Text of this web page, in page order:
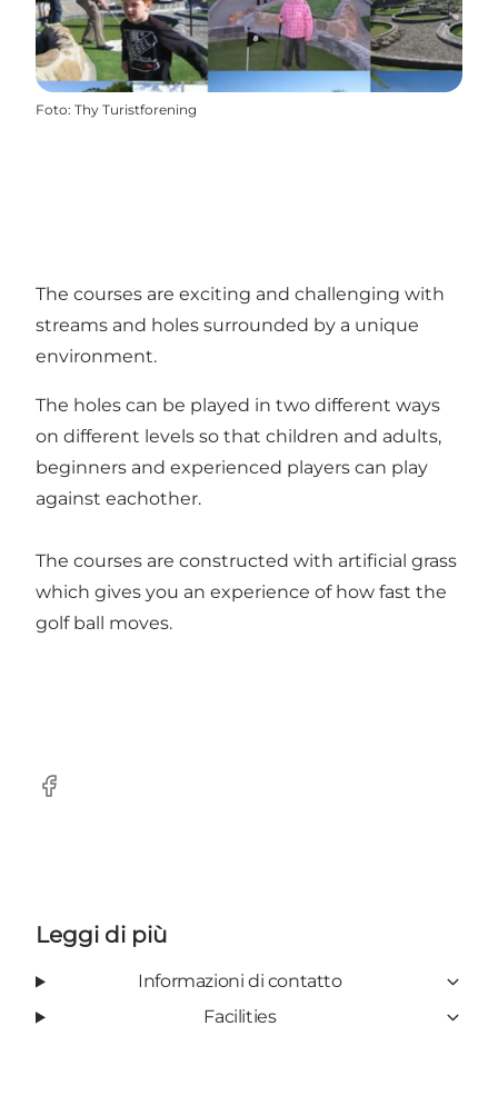
Foto: Thy Turistforening
The courses are exciting and challenging with
streams and holes surrounded by a unique
environment.
The holes can be played in two different ways
on different levels so that children and adults,
beginners and experienced players can play
against eachother.
The courses are constructed with artificial grass
which gives you an experience of how fast the
golf ball moves.
Facebook
Leggi di più
Informazioni di contatto
Facilities